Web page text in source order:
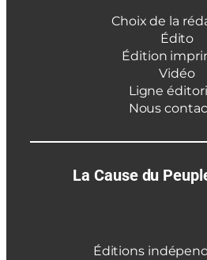
Choix de la
Édito
Édition
Vidéo
Ligne
Nous
La Cause du
Éditions